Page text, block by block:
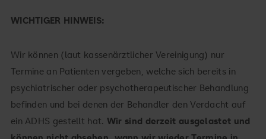
WICHTIGER HINWEIS:
Wir können (laut kassenärztlicher Vereinigung) nur
Termine an Patienten vergeben, welche sich bereits in
psychiatrischer oder psychotherapeutischer Behandlung
befinden und bei denen der Behandler den Verdacht auf
ein ADHS gestellt hat. Wir sind derzeit ausgelastet und